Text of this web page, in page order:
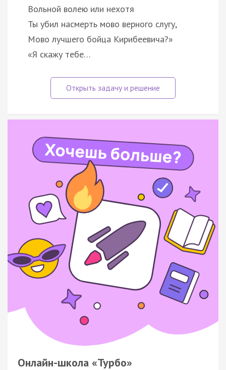
Вольной волею или нехотя
Ты убил насмерть мово верного слугу,
Мово лучшего бойца Кирибеевича?»
«Я скажу тебе…
Онлайн-школа «Турбо»